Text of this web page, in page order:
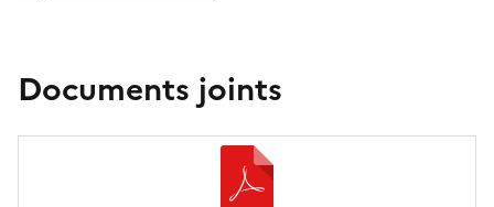
Documents joints